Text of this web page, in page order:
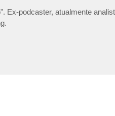
Ex-podcaster, atualmente